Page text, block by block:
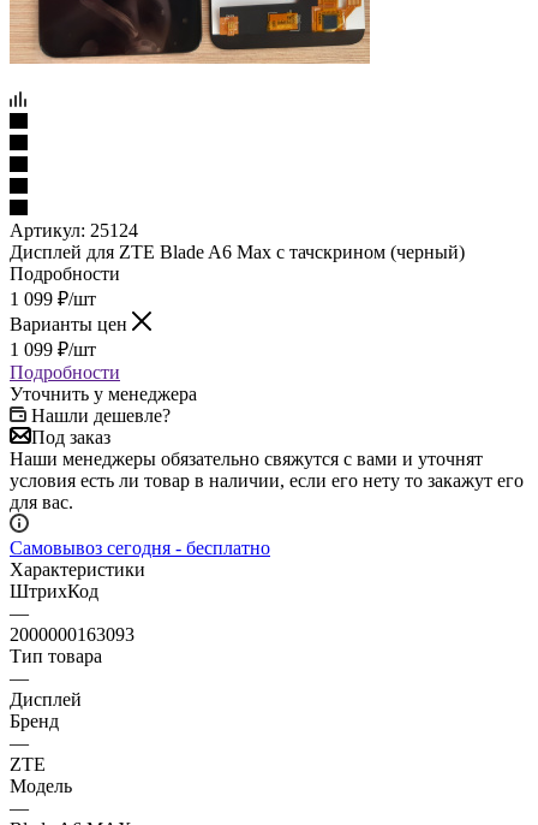
Артикул:
Дисплей для ZTE Blade A6 Max с тачскрином (черный)
Подробности
1 099₽/шт
Варианты цен
1 099₽/шт
Подробности
Уточнить у менеджера
Нашли дешевле?
Под заказ
Наши менеджеры обязательно свяжутся с вами и уточнят
условия есть ли товар в наличии, если его нету то закажут его
для вас.
Самовывоз сегодня - бесплатно
Характеристики
ШтрихКод
—
2000000163093
Тип товара
—
Дисплей
Бренд
—
ZTE
Модель
—
Blade A6 MAX